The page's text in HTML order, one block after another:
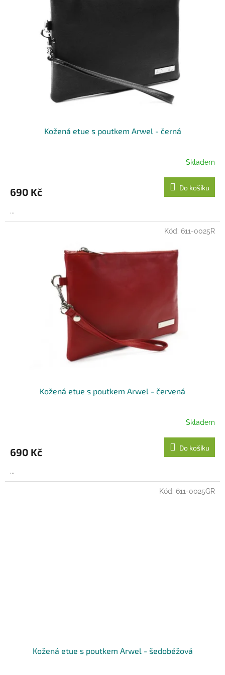
Kožená etue s poutkem Arwel - černá
Skladem
690 Kč Do košíku
...
Kožená etue s poutkem Arwel - červená
Skladem
690 Kč Do košíku
...
Kód: 611-0025R
Kožená etue s poutkem Arwel - šedobéžová
Kód: 611-0025GR